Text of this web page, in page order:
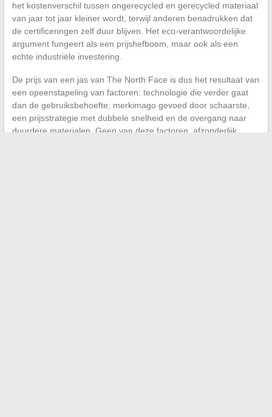
het kostenverschil tussen ongerecycled en gerecycled materiaal
van jaar tot jaar kleiner wordt, terwijl anderen benadrukken dat
de certificeringen zelf duur blijven. Het eco-verantwoordelijke
argument fungeert als een prijshefboom, maar ook als een
echte industriële investering.
De prijs van een jas van The North Face is dus het resultaat van
een opeenstapeling van factoren: technologie die verder gaat
dan de gebruiksbehoefte, merkimago gevoed door schaarste,
een prijsstrategie met dubbele snelheid en de overgang naar
duurdere materialen. Geen van deze factoren, afzonderlijk